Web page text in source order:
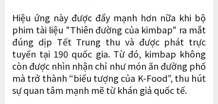
Hiệu ứng này được đẩy mạnh hơn nữa khi bộ
phim tài liệu "Thiên đường của kimbap" ra mắt
đúng dịp Tết Trung thu và được phát trực
tuyến tại 190 quốc gia. Từ đó, kimbap không
còn được nhìn nhận chỉ như món ăn đường phố
mà trở thành “biểu tượng của K-Food”, thu hút
sự quan tâm mạnh mẽ từ khán giả quốc tế.